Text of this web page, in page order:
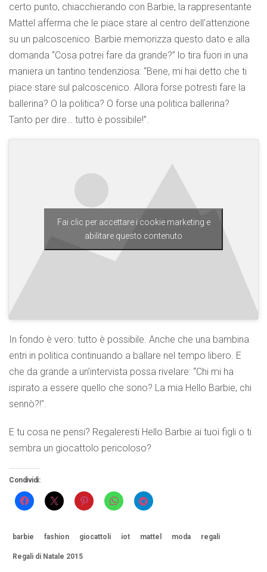
certo punto, chiacchierando con Barbie, la rappresentante
Mattel afferma che le piace stare al centro dell’attenzione
su un palcoscenico. Barbie memorizza questo dato e alla
domanda “Cosa potrei fare da grande?” lo tira fuori in una
maniera un tantino tendenziosa: “Bene, mi hai detto che ti
piace stare sul palcoscenico. Allora forse potresti fare la
ballerina? O la politica? O forse una politica ballerina?
Tanto per dire… tutto è possibile!”.
Fai clic per accettare i cookie marketing e
abilitare questo contenuto
In fondo è vero: tutto è possibile. Anche che una bambina
entri in politica continuando a ballare nel tempo libero. E
che da grande a un’intervista possa rivelare: “Chi mi ha
ispirato a essere quello che sono? La mia Hello Barbie, chi
sennò?!”.
E tu cosa ne pensi? Regaleresti Hello Barbie ai tuoi figli o ti
sembra un giocattolo pericoloso?
Condividi:
barbie fashion giocattoli iot mattel moda regali
Regali di Natale 2015